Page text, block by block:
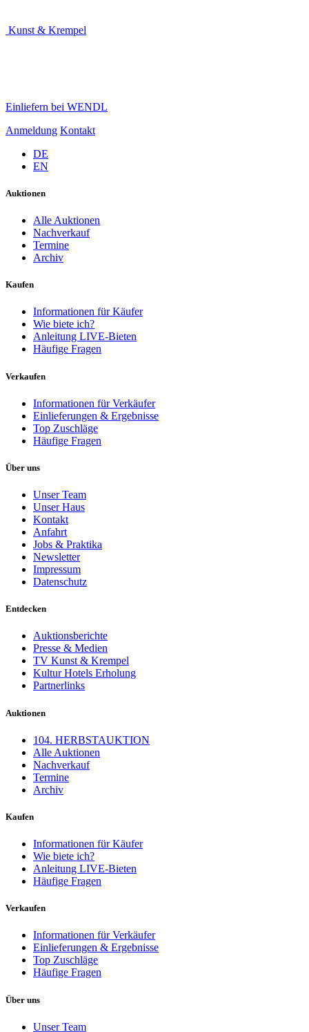
Kunst & Krempel
Einliefern bei WENDL
Anmeldung Kontakt
DE
EN
Auktionen
Alle Auktionen
Nachverkauf
Termine
Archiv
Kaufen
Informationen für Käufer
Wie biete ich?
Anleitung LIVE-Bieten
Häufige Fragen
Verkaufen
Informationen für Verkäufer
Einlieferungen & Ergebnisse
Top Zuschläge
Häufige Fragen
Über uns
Unser Team
Unser Haus
Kontakt
Anfahrt
Jobs & Praktika
Newsletter
Impressum
Datenschutz
Entdecken
Auktionsberichte
Presse & Medien
TV Kunst & Krempel
Kultur Hotels Erholung
Partnerlinks
Auktionen
104. HERBSTAUKTION
Alle Auktionen
Nachverkauf
Termine
Archiv
Kaufen
Informationen für Käufer
Wie biete ich?
Anleitung LIVE-Bieten
Häufige Fragen
Verkaufen
Informationen für Verkäufer
Einlieferungen & Ergebnisse
Top Zuschläge
Häufige Fragen
Über uns
Unser Team